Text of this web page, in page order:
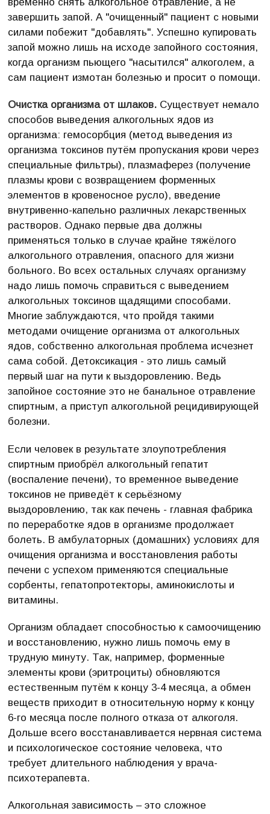
завершить запой. А "очищенный" пациент с новыми
силами побежит "добавлять". Успешно купировать
запой можно лишь на исходе запойного состояния,
когда организм пьющего "насытился" алкоголем, а
сам пациент измотан болезнью и просит о помощи.
Очистка организма от шлаков. Существует немало
способов выведения алкогольных ядов из
организма: гемосорбция (метод выведения из
организма токсинов путём пропускания крови через
специальные фильтры), плазмаферез (получение
плазмы крови с возвращением форменных
элементов в кровеносное русло), введение
внутривенно-капельно различных лекарственных
растворов. Однако первые два должны
применяться только в случае крайне тяжёлого
алкогольного отравления, опасного для жизни
больного. Во всех остальных случаях организму
надо лишь помочь справиться с выведением
алкогольных токсинов щадящими способами.
Многие заблуждаются, что пройдя такими
методами очищение организма от алкогольных
ядов, собственно алкогольная проблема исчезнет
сама собой. Детоксикация - это лишь самый
первый шаг на пути к выздоровлению. Ведь
запойное состояние это не банальное отравление
спиртным, а приступ алкогольной рецидивирующей
болезни.
Если человек в результате злоупотребления
спиртным приобрёл алкогольный гепатит
(воспаление печени), то временное выведение
токсинов не приведёт к серьёзному
выздоровлению, так как печень - главная фабрика
по переработке ядов в организме продолжает
болеть. В амбулаторных (домашних) условиях для
очищения организма и восстановления работы
печени с успехом применяются специальные
сорбенты, гепатопротекторы, аминокислоты и
витамины.
Организм обладает способностью к самоочищению
и восстановлению, нужно лишь помочь ему в
трудную минуту. Так, например, форменные
элементы крови (эритроциты) обновляются
естественным путём к концу 3-4 месяца, а обмен
веществ приходит в относительную норму к концу
6-го месяца после полного отказа от алкоголя.
Дольше всего восстанавливается нервная система
и психологическое состояние человека, что
требует длительного наблюдения у врача-
психотерапевта.
Алкогольная зависимость – это сложное